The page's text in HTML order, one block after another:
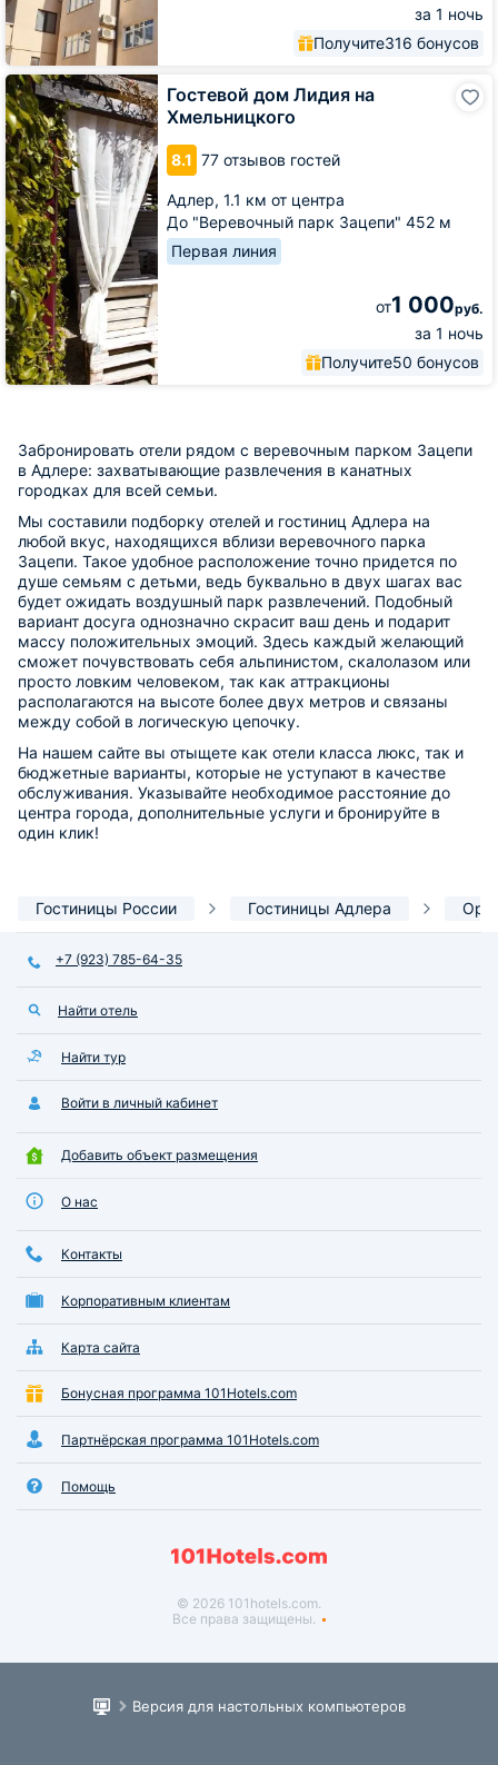
за 1 ночь
Получите316 бонусов
Гостевой дом Лидия на
Хмельницкого
8.1 77 отзывов гостей
Адлер, 1.1 км от центра
До "Веревочный парк Зацепи" 452 м
Первая линия
от1 000руб.
за 1 ночь
Получите50 бонусов
Гостевой
дом
Лидия
на
Хмельницкого
Забронировать отели рядом с веревочным парком Зацепи
в Адлере: захватывающие развлечения в канатных
городках для всей семьи.
Мы составили подборку отелей и гостиниц Адлера на
любой вкус, находящихся вблизи веревочного парка
Зацепи. Такое удобное расположение точно придется по
душе семьям с детьми, ведь буквально в двух шагах вас
будет ожидать воздушный парк развлечений. Подобный
вариант досуга однозначно скрасит ваш день и подарит
массу положительных эмоций. Здесь каждый желающий
сможет почувствовать себя альпинистом, скалолазом или
просто ловким человеком, так как аттракционы
располагаются на высоте более двух метров и связаны
между собой в логическую цепочку.
На нашем сайте вы отыщете как отели класса люкс, так и
бюджетные варианты, которые не уступают в качестве
обслуживания. Указывайте необходимое расстояние до
центра города, дополнительные услуги и бронируйте в
один клик!
Гостиницы России Гостиницы Адлера
+7 (923) 785-64-35
Найти отель
Найти тур
Войти в личный кабинет
Добавить объект размещения
О нас
Контакты
Корпоративным клиентам
Карта сайта
Бонусная программа 101Hotels.com
Партнёрская программа 101Hotels.com
Помощь
© 2026 101hotels.com.
Все права защищены.
Версия для настольных компьютеров